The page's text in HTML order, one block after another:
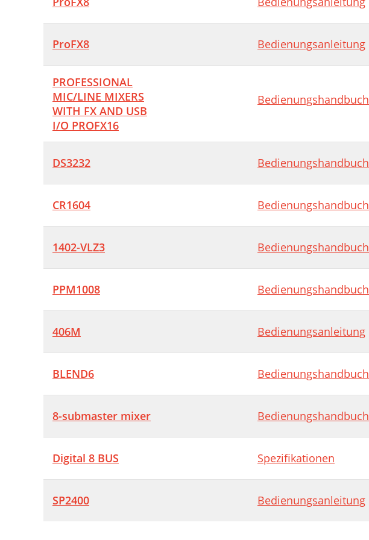
ProFX8 Bedienungsanleitung
PROFESSIONAL
MIC/LINE MIXERS
WITH FX AND USB
I/O PROFX16
Bedienungshandbuch
DS3232 Bedienungshandbuch
CR1604 Bedienungshandbuch
1402-VLZ3 Bedienungshandbuch
PPM1008 Bedienungshandbuch
406M Bedienungsanleitung
BLEND6 Bedienungshandbuch
8-submaster mixer Bedienungshandbuch
Digital 8 BUS Spezifikationen
SP2400 Bedienungsanleitung